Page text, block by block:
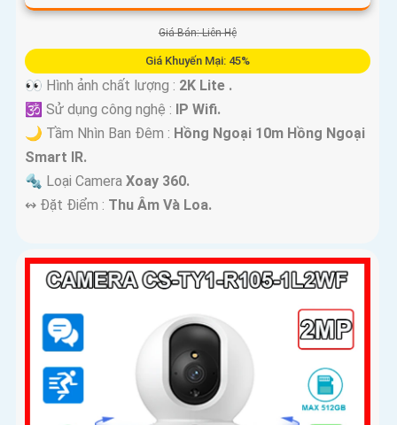
Giá Bán: Liên Hệ
Giá Khuyến Mại: 45%
️
👀 Hình ảnh chất lượng : 2K Lite .
🕉️ Sử dụng công nghệ : IP Wifi.
🌙 Tầm Nhìn Ban Đêm : Hồng Ngoại 10m Hồng Ngoại
Smart IR.
🔩 Loại Camera Xoay 360.
️↭ Đặt Điểm : Thu Âm Và Loa.